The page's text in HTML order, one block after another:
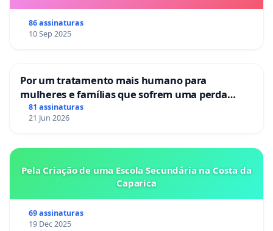
86 assinaturas
10 Sep 2025
Por um tratamento mais humano para
mulheres e famílias que sofrem uma perda
gestacional nos hospitais portugueses
81 assinaturas
21 Jun 2026
Pela Criação de uma Escola Secundária na Costa da
Caparica
69 assinaturas
19 Dec 2025